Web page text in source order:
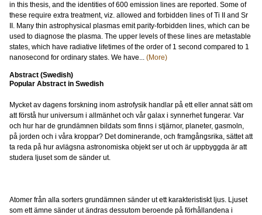
in this thesis, and the identities of 600 emission lines are reported. Some of
these require extra treatment, viz. allowed and forbidden lines of Ti II and Sr
II. Many thin astrophysical plasmas emit parity-forbidden lines, which can be
used to diagnose the plasma. The upper levels of these lines are metastable
states, which have radiative lifetimes of the order of 1 second compared to 1
nanosecond for ordinary states. We have... (More)
Abstract (Swedish)
Popular Abstract in Swedish
Mycket av dagens forskning inom astrofysik handlar på ett eller annat sätt om
att förstå hur universum i allmänhet och vår galax i synnerhet fungerar. Var
och hur har de grundämnen bildats som finns i stjärnor, planeter, gasmoln,
på jorden och i våra kroppar? Det dominerande, och framgångsrika, sättet att
ta reda på hur avlägsna astronomiska objekt ser ut och är uppbyggda är att
studera ljuset som de sänder ut.
Atomer från alla sorters grundämnen sänder ut ett karakteristiskt ljus. Ljuset
som ett ämne sänder ut ändras dessutom beroende på förhållandena i